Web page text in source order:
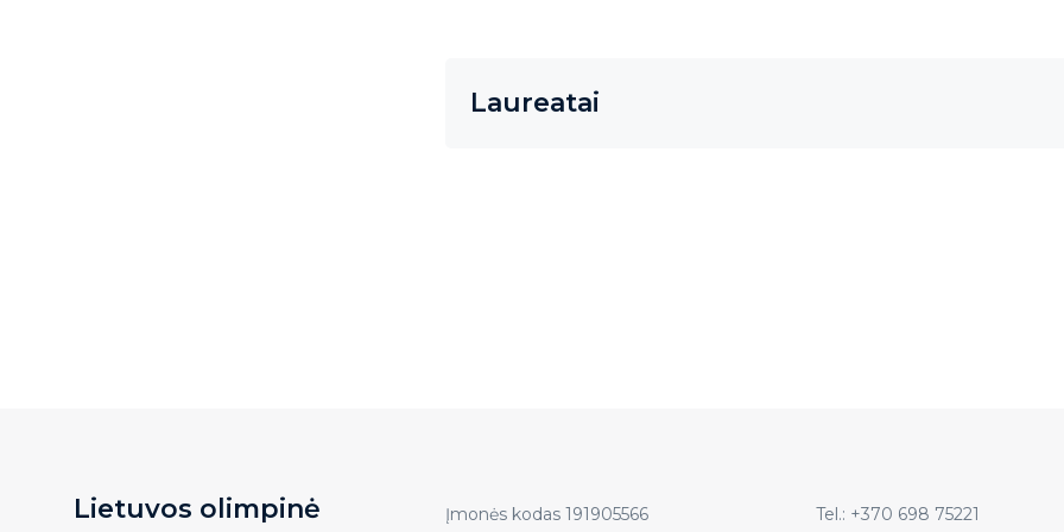
Laureatai
Lietuvos olimpinė
Įmonės kodas 191905566 Tel.: +370 698 75221